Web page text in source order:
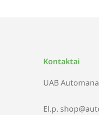
Kontaktai
UAB
El.p.